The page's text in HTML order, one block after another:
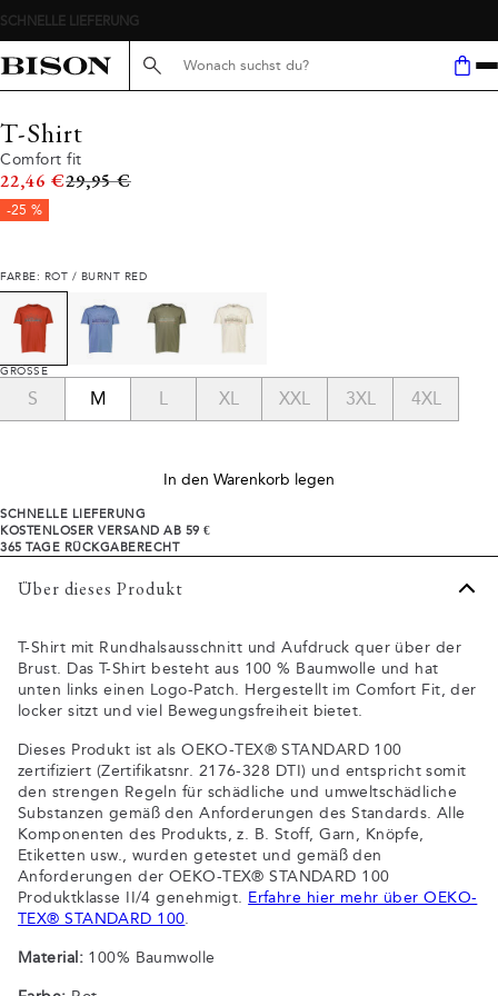
Suche hier...
T-Shirt
Comfort fit
22,46 €Ursprünglicher Preis
29,95 €
-25 %
FARBE: ROT / BURNT RED
GRÖSSE
S M L XL XXL 3XL 4XL
In den Warenkorb legen
SCHNELLE LIEFERUNG
KOSTENLOSER VERSAND AB 59 €
365 TAGE RÜCKGABERECHT
Über dieses Produkt
T-Shirt mit Rundhalsausschnitt und Aufdruck quer über der
Brust. Das T-Shirt besteht aus 100 % Baumwolle und hat
unten links einen Logo-Patch. Hergestellt im Comfort Fit, der
locker sitzt und viel Bewegungsfreiheit bietet.
Dieses Produkt ist als OEKO-TEX® STANDARD 100
zertifiziert (Zertifikatsnr. 2176-328 DTI) und entspricht somit
den strengen Regeln für schädliche und umweltschädliche
Substanzen gemäß den Anforderungen des Standards. Alle
Komponenten des Produkts, z. B. Stoff, Garn, Knöpfe,
Etiketten usw., wurden getestet und gemäß den
Anforderungen der OEKO-TEX® STANDARD 100
Produktklasse II/4 genehmigt. Erfahre hier mehr über OEKO-
TEX® STANDARD 100.
Material:100% Baumwolle